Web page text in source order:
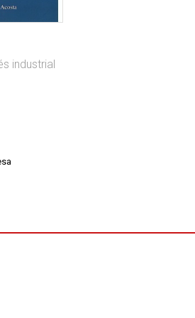
industrial